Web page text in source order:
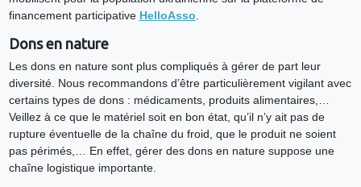
financement participative HelloAsso
Dons en nature
Les dons en nature sont plus compliqués à gérer de part leur
diversité. Nous recommandons d’être particulièrement vigilant avec
certains types de dons : médicaments, produits alimentaires,…
Veillez à ce que le matériel soit en bon état, qu’il n’y ait pas de
rupture éventuelle de la chaîne du froid, que le produit ne soient
pas périmés,… En effet, gérer des dons en nature suppose une
chaîne logistique importante.